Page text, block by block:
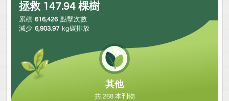
拯救 147.94 棵樹
累積 616,426 點擊次數
減少 6,903.97 kg碳排放
其他
共 268 本刊物